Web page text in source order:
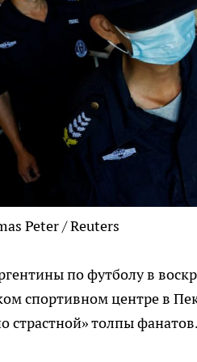
Peter / Reuters
по футболу в
спортивном центре в
страстной» толпы